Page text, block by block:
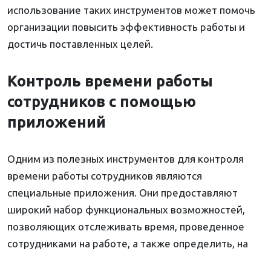
использование таких инструментов может помочь
организации повысить эффективность работы и
достичь поставленных целей.
Контроль времени работы
сотрудников с помощью
приложений
Одним из полезных инструментов для контроля
времени работы сотрудников являются
специальные приложения. Они предоставляют
широкий набор функциональных возможностей,
позволяющих отслеживать время, проведенное
сотрудниками на работе, а также определить, на